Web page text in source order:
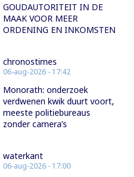
GOUDAUTORITEIT IN DE
MAAK VOOR MEER
ORDENING EN INKOMSTEN
chronostimes
06-aug-2026 - 17:42
Monorath: onderzoek
verdwenen kwik duurt voort,
meeste politiebureaus
zonder camera’s
waterkant
06-aug-2026 - 17:00